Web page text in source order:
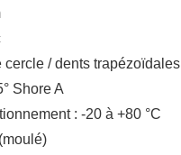
cercle / dents trapézoïdales
Shore A
: -20 à +80 °C